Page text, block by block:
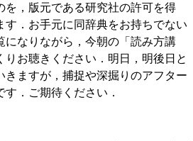
を，版元である研究社の許可を得
す．お手元に同辞典をお持ちでない
になりながら，今朝の「読み方講
りお聴きください．明日，明後日と
きますが，捕捉や深掘りのアフター
す．ご期待ください．